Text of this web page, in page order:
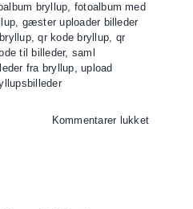
bryllup, fotoalbum med
, gæster uploader billeder
,qr kode bryllup, qr
til billeder, saml
fra bryllup,upload
Kommentarer lukkettil